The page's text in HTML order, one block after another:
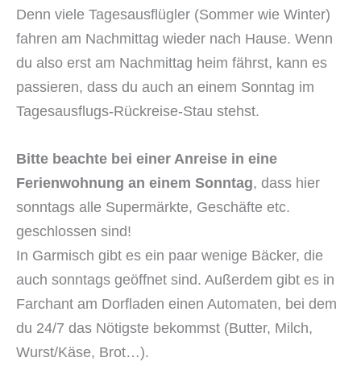
Denn viele Tagesausflügler (Sommer wie Winter)
fahren am Nachmittag wieder nach Hause. Wenn
du also erst am Nachmittag heim fährst, kann es
passieren, dass du auch an einem Sonntag im
Tagesausflugs-Rückreise-Stau stehst.
Bitte beachte bei einer Anreise in eine
Ferienwohnung an einem Sonntag, dass hier
sonntags alle Supermärkte, Geschäfte etc.
geschlossen sind!
In Garmisch gibt es ein paar wenige Bäcker, die
auch sonntags geöffnet sind. Außerdem gibt es in
Farchant am Dorfladen einen Automaten, bei dem
du 24/7 das Nötigste bekommst (Butter, Milch,
Wurst/Käse, Brot…).